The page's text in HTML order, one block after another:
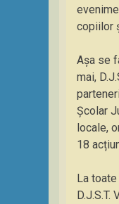
copiilor
Așa se
mai,
Școlar
locale,
18
La
D.J.S.T.